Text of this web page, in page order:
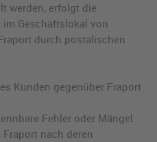
werden, erfolgt die
Geschäftslokal von
durch postalischen
gegenüber Fraport
Fehler oder Mängel
nach deren